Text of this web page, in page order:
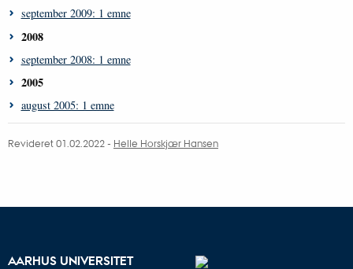
september 2009: 1 emne
2008
september 2008: 1 emne
2005
august 2005: 1 emne
Revideret 01.02.2022 - Helle Horskjær Hansen
AARHUS UNIVERSITET